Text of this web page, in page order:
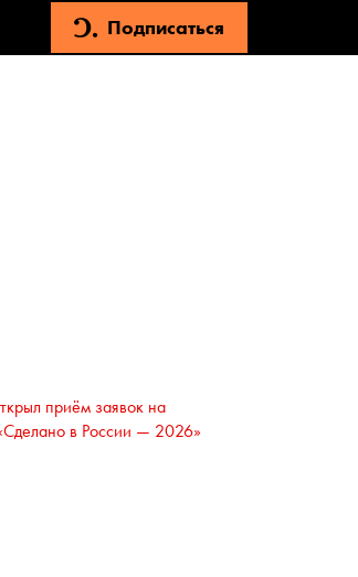
Подписаться
приём заявок на
в России — 2026»